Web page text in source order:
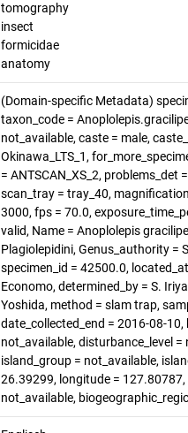
tomography
insect
formicidae
anatomy
(Domain-specific Metadata)
taxon_code =
not_available, caste = male,
Okinawa_LTS_1,
= ANTSCAN_XS_2,
scan_tray = tray_40,
3000, fps = 70.0,
valid, Name = Anoplolepis
Plagiolepidini, Genus_authority
specimen_id = 42500.0,
Economo, determined_by = S.
Yoshida, method = slam trap,
date_collected_end = 2016-08-
not_available, disturbance_level
island_group = not_available,
26.39299, longitude =
not_available,